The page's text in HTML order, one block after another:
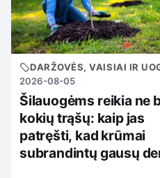
DARŽOVĖS, VAISIAI IR
2026-08-05
Šilauogėms reikia ne
kokių trąšų: kaip jas
patręšti, kad krūmai
subrandintų gausų